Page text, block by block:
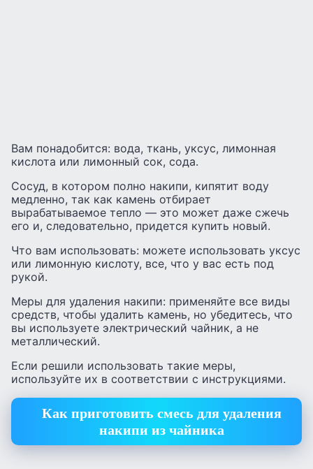
Вам понадобится: вода, ткань, уксус, лимонная
кислота или лимонный сок, сода.
Сосуд, в котором полно накипи, кипятит воду
медленно, так как камень отбирает
вырабатываемое тепло — это может даже сжечь
его и, следовательно, придется купить новый.
Что вам использовать: можете использовать уксус
или лимонную кислоту, все, что у вас есть под
рукой.
Меры для удаления накипи: применяйте все виды
средств, чтобы удалить камень, но убедитесь, что
вы используете электрический чайник, а не
металлический.
Если решили использовать такие меры,
используйте их в соответствии с инструкциями.
Как приготовить смесь для удаления
накипи из чайника